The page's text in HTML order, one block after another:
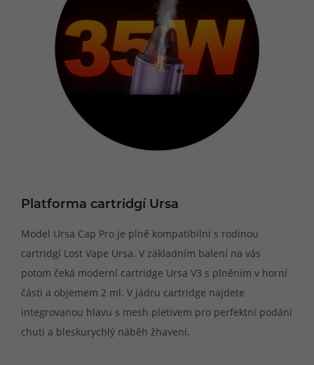
Platforma cartridgí Ursa
Model Ursa Cap Pro je plně kompatibilní s rodinou
cartridgí Lost Vape Ursa. V základním balení na vás
potom čeká moderní cartridge Ursa V3 s plněním v horní
části a objemem 2 ml. V jádru cartridge najdete
integrovanou hlavu s mesh pletivem pro perfektní podání
chuti a bleskurychlý náběh žhavení.